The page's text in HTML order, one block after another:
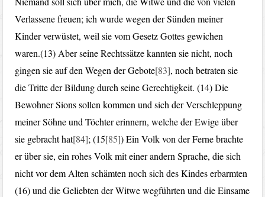
Verlassene freuen; ich wurde wegen der Sünden meiner
Kinder verwüstet, weil sie vom Gesetz Gottes gewichen
waren.(13) Aber seine Rechtssätze kannten sie nicht, noch
gingen sie auf den Wegen der Gebote[83], noch betraten sie
die Tritte der Bildung durch seine Gerechtigkeit. (14) Die
Bewohner Sions sollen kommen und sich der Verschleppung
meiner Söhne und Töchter erinnern, welche der Ewige über
sie gebracht hat[84]; (15[85]) Ein Volk von der Ferne brachte
er über sie, ein rohes Volk mit einer andern Sprache, die sich
nicht vor dem Alten schämten noch sich des Kindes erbarmten
(16) und die Geliebten der Witwe wegführten und die Einsame